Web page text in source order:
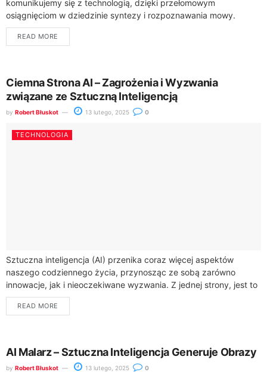
komunikujemy się z technologią, dzięki przełomowym
osiągnięciom w dziedzinie syntezy i rozpoznawania mowy.
Współczesne rozwiązania, takie jak Automatic Speech
Recognition (ASR), mogą pochwalić...
READ MORE
Ciemna Strona AI – Zagrożenia i Wyzwania
związane ze Sztuczną Inteligencją
by Robert Błuskot 13 lutego, 2025 0
TECHNOLOGIA
Sztuczna inteligencja (AI) przenika coraz więcej aspektów
naszego codziennego życia, przynosząc ze sobą zarówno
innowacje, jak i nieoczekiwane wyzwania. Z jednej strony, jest to
technologia, która może znacząco poprawić produktywność...
READ MORE
AI Malarz – Sztuczna Inteligencja Generuje Obrazy
by Robert Błuskot 13 lutego, 2025 0